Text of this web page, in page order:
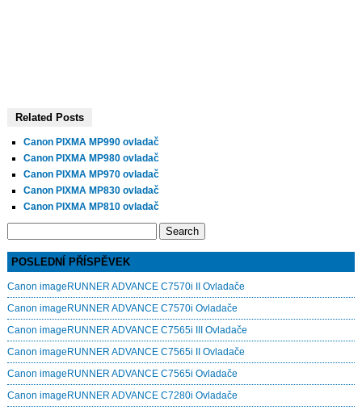
Related Posts
Canon PIXMA MP990 ovladač
Canon PIXMA MP980 ovladač
Canon PIXMA MP970 ovladač
Canon PIXMA MP830 ovladač
Canon PIXMA MP810 ovladač
POSLEDNÍ PŘÍSPĚVEK
Canon imageRUNNER ADVANCE C7570i II Ovladače
Canon imageRUNNER ADVANCE C7570i Ovladače
Canon imageRUNNER ADVANCE C7565i III Ovladače
Canon imageRUNNER ADVANCE C7565i II Ovladače
Canon imageRUNNER ADVANCE C7565i Ovladače
Canon imageRUNNER ADVANCE C7280i Ovladače